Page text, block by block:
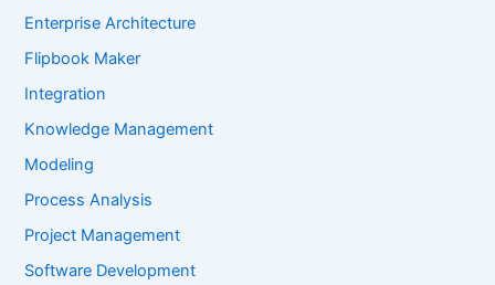
Enterprise Architecture
Flipbook Maker
Integration
Knowledge Management
Modeling
Process Analysis
Project Management
Software Development